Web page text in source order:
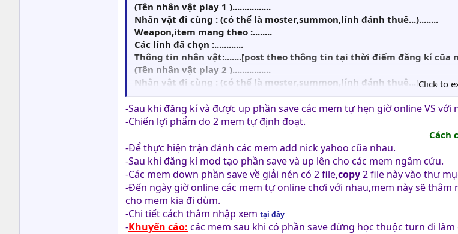
(Tên nhân vật play 1 )................
Nhân vật đi cùng : (có thể là moster,summon,lính đánh thuê...)........
Weapon,item mang theo :........
Các lính đã chọn :............
Thông tin nhân vật:.......[post theo thông tin tại thời điểm đăng kí cũa
(Tên nhân vật play 2 )................
Nhân vật đi cùng : (có thể là moster,summon,lính đánh thuê...)........
Weapon,item mang theo :........
Các lính đã chọn :............
Thông tin nhân vật:.......[post theo thông tin tại thời điểm đăng kí cũa
Click to
-Sau khi đăng kí và được up phần save các mem tự hẹn giờ online VS với
-Chiến lợi phẩm do 2 mem tự định đoạt.
Cách
-Để thực hiện trận đánh các mem add nick yahoo cũa nhau.
-Sau khi đăng kí mod tạo phần save và up lên cho các mem ngâm cứu.
-Các mem down phần save về giải nén có 2 file,copy2 file này vào thư
-Đến ngày giờ online các mem tự online chơi với nhau,mem này sẽ
cho mem kia đi dùm.
-Chi tiết cách thâm nhập xem tại đây
-Khuyến cáo: các mem sau khi có phần save đừng học thuộc turn đi